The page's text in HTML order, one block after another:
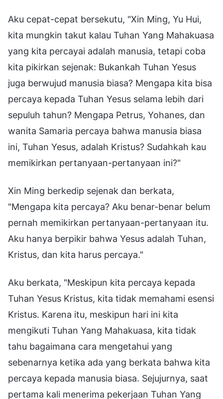
Aku cepat-cepat bersekutu, "Xin Ming, Yu Hui,
kita mungkin takut kalau Tuhan Yang Mahakuasa
yang kita percayai adalah manusia, tetapi coba
kita pikirkan sejenak: Bukankah Tuhan Yesus
juga berwujud manusia biasa? Mengapa kita bisa
percaya kepada Tuhan Yesus selama lebih dari
sepuluh tahun? Mengapa Petrus, Yohanes, dan
wanita Samaria percaya bahwa manusia biasa
ini, Tuhan Yesus, adalah Kristus? Sudahkah kau
memikirkan pertanyaan-pertanyaan ini?"
Xin Ming berkedip sejenak dan berkata,
"Mengapa kita percaya? Aku benar-benar belum
pernah memikirkan pertanyaan-pertanyaan itu.
Aku hanya berpikir bahwa Yesus adalah Tuhan,
Kristus, dan kita harus percaya."
Aku berkata, "Meskipun kita percaya kepada
Tuhan Yesus Kristus, kita tidak memahami esensi
Kristus. Karena itu, meskipun hari ini kita
mengikuti Tuhan Yang Mahakuasa, kita tidak
tahu bagaimana cara mengetahui yang
sebenarnya ketika ada yang berkata bahwa kita
percaya kepada manusia biasa. Sejujurnya, saat
pertama kali menerima pekerjaan Tuhan Yang